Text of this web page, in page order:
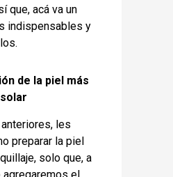
que, acá va un
indispensables y
de la piel más
les
preparar la piel
solo que, a